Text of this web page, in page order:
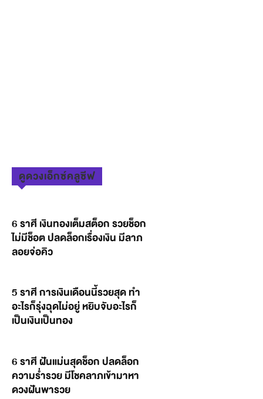
ดูดวงเอ็กซ์คลูซีฟ
6 ราศี เงินทองเต็มสต็อก รวยช็อก
ไม่มีช็อต ปลดล็อกเรื่องเงิน มีลาภ
ลอยจ่อคิว
5 ราศี การเงินเดือนนี้รวยสุด ทำ
อะไรก็รุ่งฉุดไม่อยู่ หยิบจับอะไรก็
เป็นเงินเป็นทอง
6 ราศี ฝันแม่นสุดช็อก ปลดล็อก
ความร่ำรวย มีโชคลาภเข้ามาหา
ดวงฝันพารวย